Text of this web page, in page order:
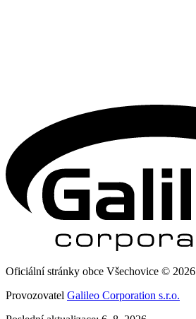
Oficiální stránky obce Všechovice © 2026
Provozovatel Galileo Corporation s.r.o.